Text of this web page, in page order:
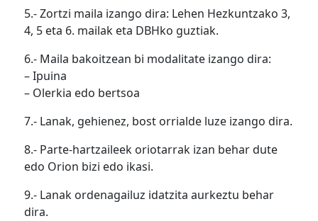
5.- Zortzi maila izango dira: Lehen Hezkuntzako 3,
4, 5 eta 6. mailak eta DBHko guztiak.
6.- Maila bakoitzean bi modalitate izango dira:
– Ipuina
– Olerkia edo bertsoa
7.- Lanak, gehienez, bost orrialde luze izango dira.
8.- Parte-hartzaileek oriotarrak izan behar dute
edo Orion bizi edo ikasi.
9.- Lanak ordenagailuz idatzita aurkeztu behar
dira.